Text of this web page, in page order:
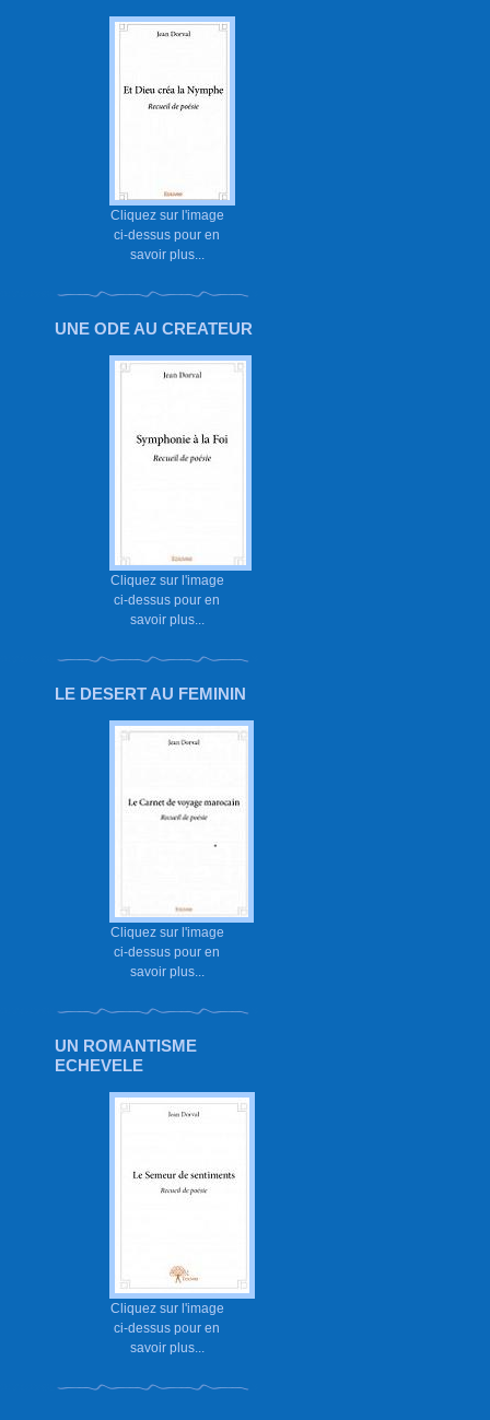
Cliquez sur l'image
ci-dessus pour en
savoir plus...
UNE ODE AU CREATEUR
Cliquez sur l'image
ci-dessus pour en
savoir plus...
LE DESERT AU FEMININ
Cliquez sur l'image
ci-dessus pour en
savoir plus...
UN ROMANTISME
ECHEVELE
Cliquez sur l'image
ci-dessus pour en
savoir plus...